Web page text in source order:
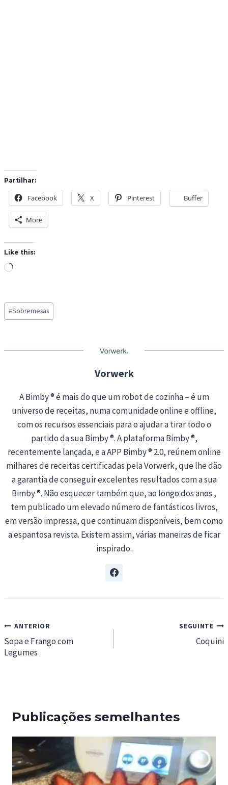
Partilhar:
Facebook X Pinterest Buffer
More
Like this:
L
d
i
g
Post
Tags:
#Sobremesas
Vorwerk
A Bimby ® é mais do que um robot de cozinha – é um
universo de receitas, numa comunidade online e offline,
com os recursos essenciais para o ajudar a tirar todo o
partido da sua Bimby ®. A plataforma Bimby ®,
recentemente lançada, e a APP Bimby ® 2.0, reúnem online
milhares de receitas certificadas pela Vorwerk, que lhe dão
a garantia de conseguir excelentes resultados com a sua
Bimby ®. Não esquecer também que, ao longo dos anos ,
tem publicado um elevado número de fantásticos livros,
em versão impressa, que continuam disponíveis, bem como
a espantosa revista. Existem assim, várias maneiras de ficar
inspirado.
Navegação
de
artigos
ANTERIOR
Sopa e Frango com
Legumes
SEGUINTE
Coquini
Publicações semelhantes